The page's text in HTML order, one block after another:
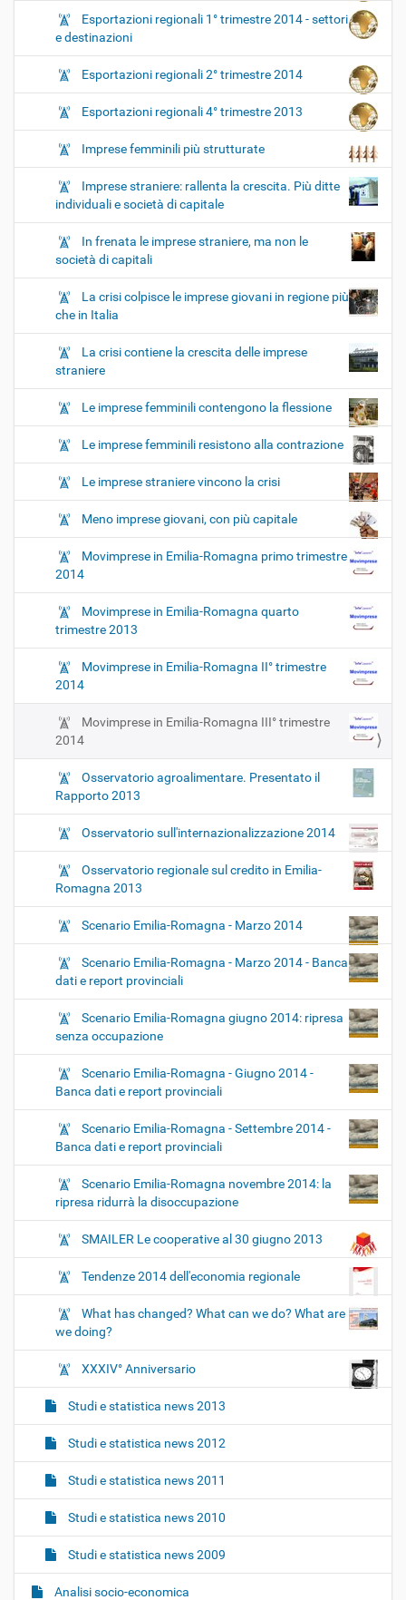
Esportazioni regionali 1° trimestre 2014 - settori
e destinazioni
Esportazioni regionali 2° trimestre 2014
Esportazioni regionali 4° trimestre 2013
Imprese femminili più strutturate
Imprese straniere: rallenta la crescita. Più ditte
individuali e società di capitale
In frenata le imprese straniere, ma non le
società di capitali
La crisi colpisce le imprese giovani in regione più
che in Italia
La crisi contiene la crescita delle imprese
straniere
Le imprese femminili contengono la flessione
Le imprese femminili resistono alla contrazione
Le imprese straniere vincono la crisi
Meno imprese giovani, con più capitale
Movimprese in Emilia-Romagna primo trimestre
2014
Movimprese in Emilia-Romagna quarto
trimestre 2013
Movimprese in Emilia-Romagna II° trimestre
2014
Movimprese in Emilia-Romagna III° trimestre
2014
Osservatorio agroalimentare. Presentato il
Rapporto 2013
Osservatorio sull'internazionalizzazione 2014
Osservatorio regionale sul credito in Emilia-
Romagna 2013
Scenario Emilia-Romagna - Marzo 2014
Scenario Emilia-Romagna - Marzo 2014 - Banca
dati e report provinciali
Scenario Emilia-Romagna giugno 2014: ripresa
senza occupazione
Scenario Emilia-Romagna - Giugno 2014 -
Banca dati e report provinciali
Scenario Emilia-Romagna - Settembre 2014 -
Banca dati e report provinciali
Scenario Emilia-Romagna novembre 2014: la
ripresa ridurrà la disoccupazione
SMAILER Le cooperative al 30 giugno 2013
Tendenze 2014 dell'economia regionale
What has changed? What can we do? What are
we doing?
XXXIV° Anniversario
Studi e statistica news 2013
Studi e statistica news 2012
Studi e statistica news 2011
Studi e statistica news 2010
Studi e statistica news 2009
Analisi socio-economica